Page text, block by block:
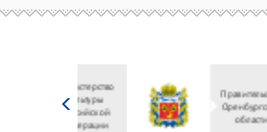
Министерство
культуры
Российской
федерации